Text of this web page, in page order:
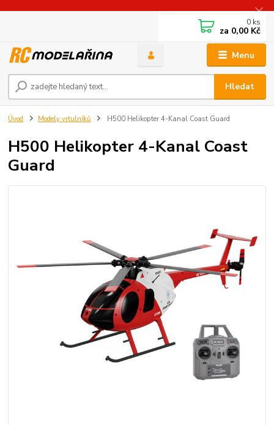
Menu
Hledat
0 ks
za 0,00 Kč
Úvod Modely vrtulníků H500 Helikopter 4-Kanal Coast Guard
H500 Helikopter 4-Kanal Coast
Guard